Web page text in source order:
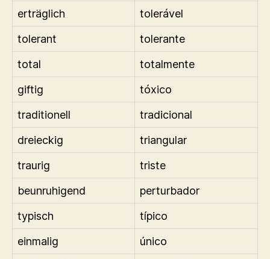
erträglich
tolerável
tolerant
tolerante
total
totalmente
giftig
tóxico
traditionell
tradicional
dreieckig
triangular
traurig
triste
beunruhigend
perturbador
typisch
típico
einmalig
único